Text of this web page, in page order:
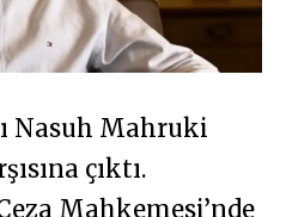
Nasuh Mahruki
çıktı.
Mahkemesi’nde